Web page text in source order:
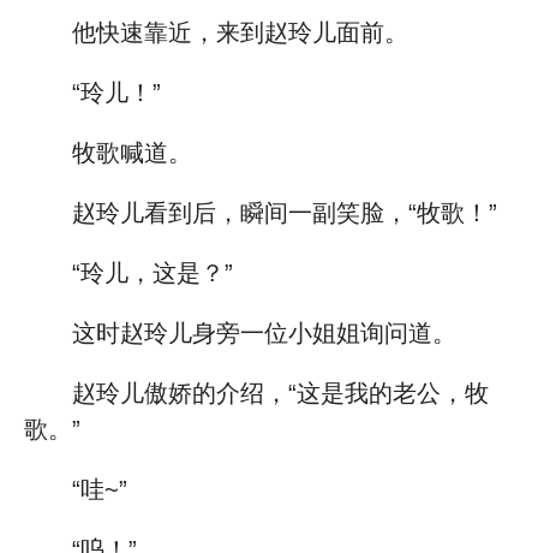
他快速靠近，来到赵玲儿面前。
“玲儿！”
牧歌喊道。
赵玲儿看到后，瞬间一副笑脸，“牧歌！”
“玲儿，这是？”
这时赵玲儿身旁一位小姐姐询问道。
赵玲儿傲娇的介绍，“这是我的老公，牧
歌。”
“哇~”